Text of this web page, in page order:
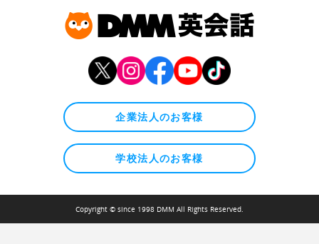
企業法人のお客様
学校法人のお客様
Copyright © since 1998 DMM All Rights Reserved.